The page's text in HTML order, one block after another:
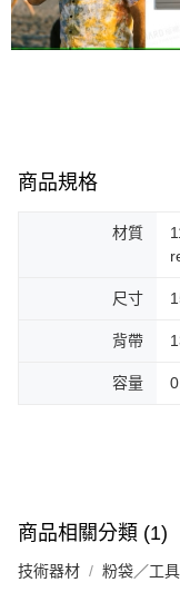
商品規格
材質
尺寸
背帶
容量
商品相關分類 (1)
技術器材 粉袋／工